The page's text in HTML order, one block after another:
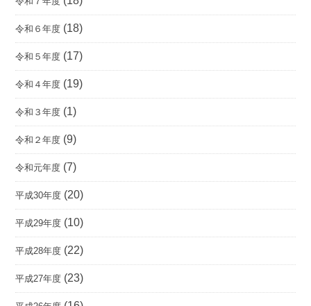
令和６年度 (18)
令和５年度 (17)
令和４年度 (19)
令和３年度 (1)
令和２年度 (9)
令和元年度 (7)
平成30年度 (20)
平成29年度 (10)
平成28年度 (22)
平成27年度 (23)